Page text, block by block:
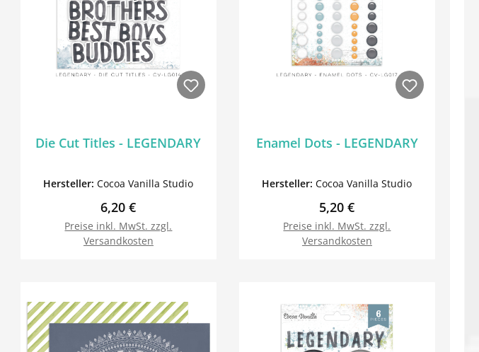
Die Cut Titles - LEGENDARY
Hersteller:Cocoa Vanilla Studio
Regulärer Preis:
6,20 €
Preise inkl. MwSt. zzgl.
Versandkosten
Enamel Dots - LEGENDARY
Hersteller:Cocoa Vanilla Studio
Regulärer Preis:
5,20 €
Preise inkl. MwSt. zzgl.
Versandkosten